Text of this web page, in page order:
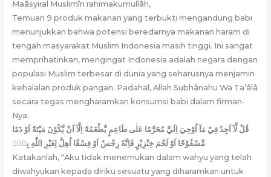
Maâsyiral Muslimîn rahimakumullâh,
Temuan 9 produk makanan yang terbukti mengandung babi
menunjukkan bahwa potensi beredarnya makanan haram di
tengah masyarakat Muslim Indonesia masih tinggi. Ini sangat
memprihatinkan, mengingat Indonesia adalah negara dengan
populasi Muslim terbesar di dunia yang seharusnya menjamin
kehalalan produk pangan. Padahal, Allah Subhânahu Wa Ta’âlâ
secara tegas mengharamkan konsumsi babi dalam firman-
Nya:
قُلْ لَّآ اَجِدُ فِيْ مَآ اُوْحِيَ اِلَيَّ مُحَرَّمًا عَلٰى طَاعِمٍ يَّطْعَمُهٗٓ اِلَّآ اَنْ يَّكُوْنَ مَيْتَةً اَوْ دَمًا
مَّسْفُوْحًا اَوْ لَحْمَ خِنْزِيْرٍ فَاِنَّهٗ رِجْسٌ اَوْ فِسْقًا اُهِلَّ لِغَيْرِ اللّٰهِ بِهٖۚ
Katakanlah, “Aku tidak menemukan dalam wahyu yang telah
diwahyukan kepada diriku sesuatu yang diharamkan untuk